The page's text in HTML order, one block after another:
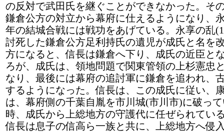
の反対で武田氏を継ぐことができなかった。そ
鎌倉公方の対立から幕府に仕えるようになり、
年の結城合戦には戦功をあげている。永享の乱
討死した鎌倉公方足利持氏の遺児が成氏と名を
方になると、信長は鎌倉へ下り、成氏の近臣と
ろが、成氏は、領地問題で関東管領の上杉憲忠
なり、最後には幕府の追討軍に鎌倉を追われ、
するようになった。信長は、この成氏に従い、
は、幕府側の千葉自胤を市川城(市川市)に破っ
時、成氏から上総地方の守護代に任ぜられてい
信長は息子の信高ら一族と共に、上総地方へ侵